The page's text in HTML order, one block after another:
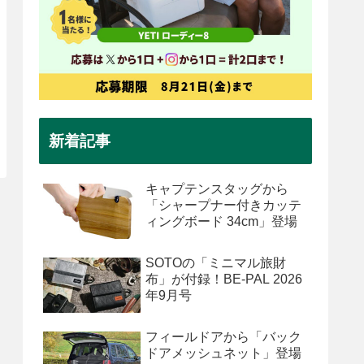
新着記事
キャプテンスタッグから
「シャープナー付きカッテ
ィングボード 34cm」登場
SOTOの「ミニマル旅財
布」が付録！BE-PAL 2026
年9月号
フィールドアから「バック
ドアメッシュネット」登場